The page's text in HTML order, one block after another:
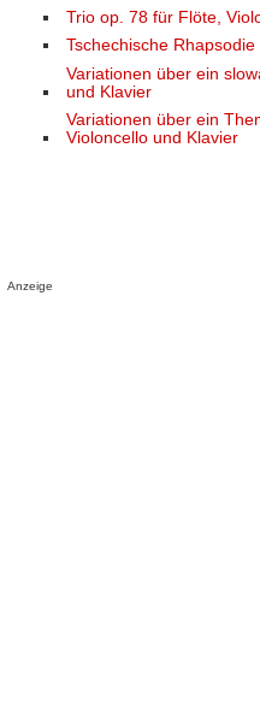
Trio op. 78 für Flöte,
Tschechische
Variationen über ein
und Klavier
Variationen über ein
Violoncello und Klavier
Anzeige